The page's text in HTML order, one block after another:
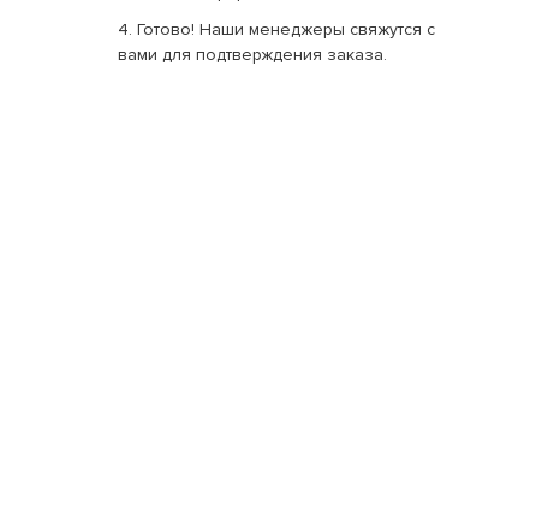
4. Готово! Наши менеджеры свяжутся с
вами для подтверждения заказа.